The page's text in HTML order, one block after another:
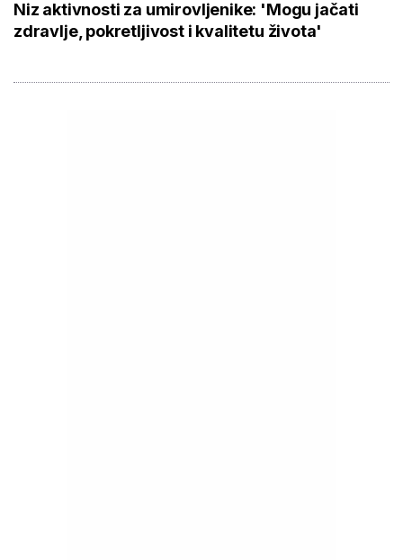
Niz aktivnosti za umirovljenike: 'Mogu jačati
zdravlje, pokretljivost i kvalitetu života'